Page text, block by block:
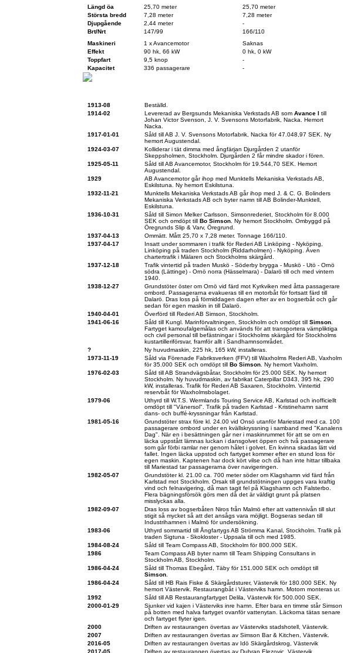
Längd öa
25,70 meter
25,70 meter
Största bredd
7,28 meter
7,28 meter
Djupgående
2,44 meter
-
Brt/Nrt
147/99
166/110
Maskineri
1 x Avancemotor
Saknas
Effekt
90 hk, 66 kW
0 hk, 0 kW
Toppfart
9,5 knop
-
Kapacitet
336 passagerare -
1913-08
Beställd.
1914-02
Levererad av Bergsunds Mekaniska Verkstads AB som Avance I till
Johan Victor Svenson, J. V. Svensons Motorfabrik, Nacka. Hemort
Nacka.
1917-01-01
Såld till AB J. V. Svensons Motorfabrik, Nacka för 47.048,97 SEK. Ny
hemort Augustendal.
1924-03-07
Kolliderar i tät dimma med ångfärjan Djurgården 2 utanför
Skeppsholmen, Stockholm. Djurgården 2 får mindre skador i fören.
1925-05-11
Såld till AB Avancemotor, Stockholm för 19.544,70 SEK. Hemort
Augustendal.
1929
AB Avancemotor går ihop med Munktells Mekaniska Verkstads AB,
Eskilstuna. Ny hemort Eskilstuna.
1932-11-21
Munktells Mekaniska Verkstads AB går ihop med J. & C. G. Bolinders
Mekaniska Verkstads AB och byter namn till AB Bolinder-Munktell,
Eskilstuna.
1936-10-31
Såld till Simon Melker Carlsson, Simsonrederiet, Stockholm för 8.000
SEK och omdöpt till Bo Simson . Ny hemort Stockholm. Ombyggd på
Öregrunds Slip & Varv, Öregrund.
1937-04-13
Ommätt. Mått 25,70 x 7,28 meter. Tonnage 166/110.
1937-04-17
Insatt under sommaren i trafik för Rederi AB Linköping - Nyköping,
Linköping på traden Stockholm (Riddarholmen) - Nyköping. Även
chartertrafik i Mälaren och Stockholms skärgård.
1937-12-18
Trafik vintertid på traden Muskö - Söderby brygga - Muskö - Utö - Ornö
södra (Lättinge) - Ornö norra (Hässelmara) - Dalarö till och med vintern
1940.
1938-12-27
Grundstöter öster om Ornö vid färd mot Kyrkviken med åtta passagerare
ombord. Passagerarna evakueras till en motorbåt för fortsatt färd till
Dalarö. Dras loss på förmiddagen dagen efter av en bogserbåt och går
sedan för egen maskin in till Dalarö.
1940-04-01
Överförd till Rederi AB Simson, Stockholm.
1941-06-16
Såld till Kungl. Marinförvaltningen, Stockholm och omdöpt till Simson
Fartyget kamoufalgemålas och används för att transportera värnpliktiga
och civil personal till befästningar i Stockholms skärgård för Stockholms
kustartilleriförsvar, framför allt i Sandhamnsområdet.
?
Ny huvudmaskin, 225 hk, 165 kW, installeras.
1973-11-19
Såld via Förenade Fabriksverken (FFV) till Waxholms Rederi AB, Vaxholm
för 35.000 SEK och omdöpt till Bo Simson . Ny hemort Vaxholm.
1976-02-03
Såld till AB Strandvägsbåtar, Stockholm för 25.000 SEK. Ny hemort
Stockholm. Ny huvudmaskin, av fabrikat Caterpillar D343, 395 hk, 290
kW, installeras. Trafik för Rederi AB Saxaren, Stockholm. Vintertid
reservbåt för Waxholmsbolaget.
1979-06
Uthyrd till W.T.S. Wermlands Touring Service AB, Karlstad och inofficiellt
omdöpt till "Vänersol". Trafik på traden Karlstad - Kristinehamn samt
dans- och buffé-kryssningar från Karlstad.
1981-05-16
Grundstöter strax före kl. 24.00 vid Onsö utanför Mariestad med ca. 100
passagerare ombord under en kvällskryssning i samband med "Kanalens
Dag". När en i besättningen går ner i maskinrummet för att se om en
läcka uppstått lämnas luckan i dansgolvet öppen och två passagerare
som går förbi ramlar ner genom hålet i golvet. En kvinna skadas lätt vid
fallet. Ingen läcka uppstod och fartyget kommer efter en stund loss för
egen maskin. Kaptenen har dock kört vilse och då han inte hittar tillbaka
till Mariestad tar passagerarna över navigeringen.
1982-05-07
Grundstöter kl. 21.00 ca. 700 meter söder om Klagshamn vid färd från
Karlstad mot Stockholm. Orsak till grundstötningen uppges vara kraftig
vind och felnavigering, då man tagit fel på Klagshamn och Falsterbo.
Flera bägningsförsök görs men då det är väldigt grunt på platsen
misslyckas alla.
1982-09-07
Dras loss av bogserbåten Niros från Malmö efter att vattennivån till slut
stigit så mycket så att det ansågs vara möjligt. Bogseras sedan till
Industrihamnen i Malmö för undersökning.
1983-06
Uthyrd sommartid till Ångfartygs AB Strömma Kanal, Stockholm. Trafik på
traden Sigtuna - Skokloster - Uppsala till och med 1985.
1984-08-24
Såld till Team Compass AB, Stockholm för 800.000 SEK.
1986
Team Compass AB byter namn till Team Shipping Consultans in
Stockholm AB, Stockholm.
1986-04-24
Såld till Thomas Ebegård, Täby för 151.000 SEK och omdöpt till
Simson
1986-04-24
Såld till HB Rais Fiske & Skärgårdsturer, Västervik för 180.000 SEK. Ny
hemort Västervik. Restaurangbåt i Västerviks hamn. Motorn monteras ur.
1992
Såld till AB Restaurangfartyget Delila, Västervik för 500.000 SEK.
2000-01-29
Sjunker vid kajen i Västerviks inre hamn. Efter bara en timme står Simson
på botten med halva fartyget ovanför vattenytan. Läckorna tätas senare
och fartyget flyter igen.
2000
Driften av restaurangen övertas av Västerviks stadshotell, Västervik.
2007
Driften av restaurangen övertas av Simson Bar & Kitchen, Västervik.
2016-05
Driften av restaurangen övertas av Idö Skärgårdskrog, Västervik
2017-05
Driften av restaurangen övertas av Duhran Elezovic, Västervik